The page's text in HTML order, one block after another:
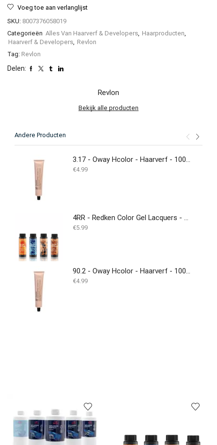
Voeg toe aan verlanglijst
SKU: 8007376058019
Categorieën Alles Van Haarverf & Developers, Haarproducten,
Haarverf & Developers, Revlon
Tag: Revlon
Delen:
Revlon
Bekijk alle producten
Andere Producten
€4.99
€5.99
€4.99